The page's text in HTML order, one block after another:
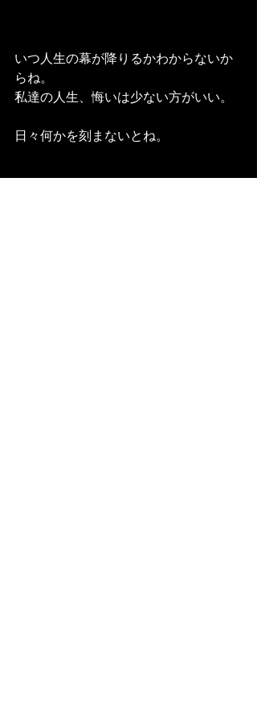
いつ人生の幕が降りるかわからないか
らね。
私達の人生、悔いは少ない方がいい。
日々何かを刻まないとね。